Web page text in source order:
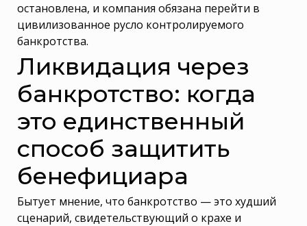
остановлена, и компания обязана перейти в
цивилизованное русло контролируемого
банкротства.
Ликвидация через
банкротство: когда
это единственный
способ защитить
бенефициара
Бытует мнение, что банкротство — это худший
сценарий, свидетельствующий о крахе и